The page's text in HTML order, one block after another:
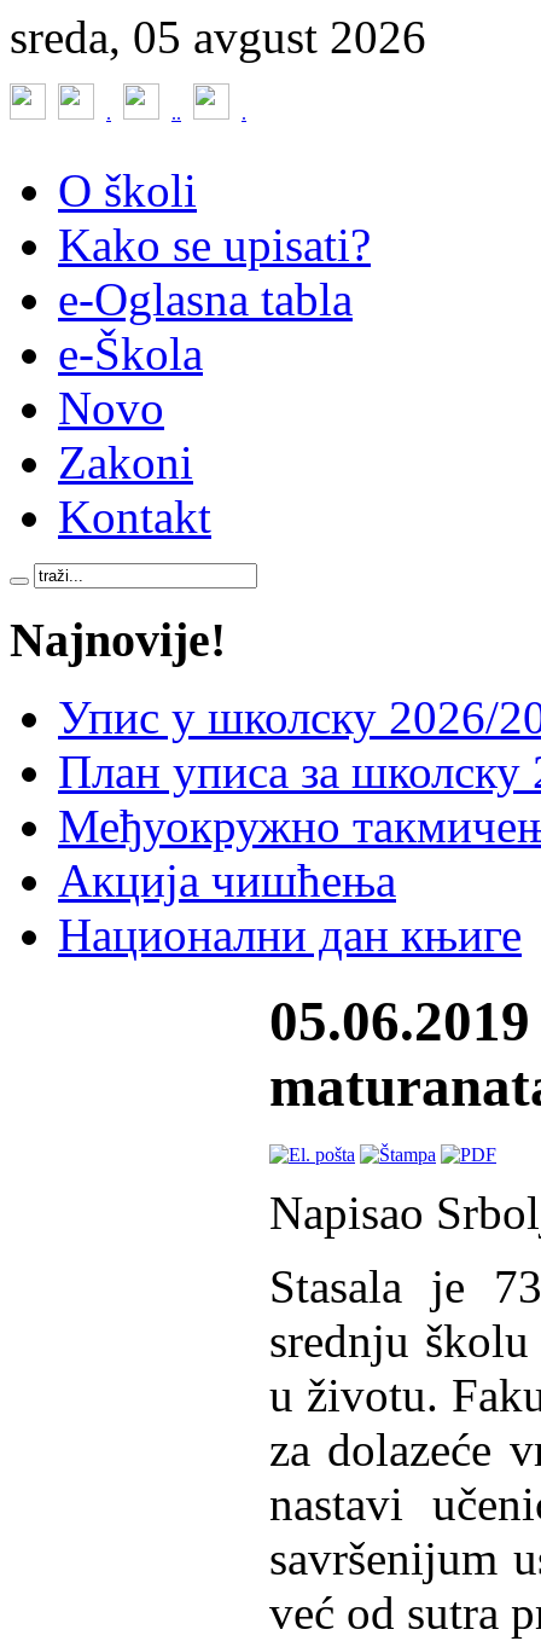
sreda, 05 avgust 2026
. .. .
O školi
Kako se upisati?
e-Oglasna tabla
e-Škola
Novo
Zakoni
Kontakt
Najnovije!
Упис у школску 2026/
План уписа за школску
Међуокружно
Акција чишћења
Национални дан књиге
Napisao
Stasala je
srednju
u životu.
za dolazeće
nastavi
savršenijum
već od sutra